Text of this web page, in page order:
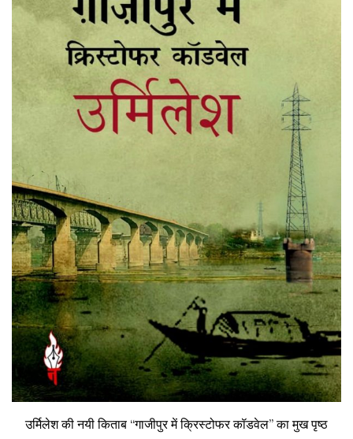
उर्मिलेश की नयी किताब “गाजीपुर में क्रिस्टोफर कॉडवेल” का मुख पृष्ठ